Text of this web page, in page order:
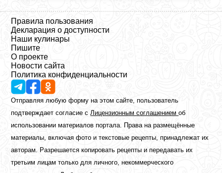
Правила пользования
Декларация о доступности
Наши кулинары
Пишите
О проекте
Новости сайта
Политика конфиденциальности
Отправляя любую форму на этом сайте, пользователь
подтверждает согласие сЛицензионным соглашениемоб
использовании материалов портала. Права на размещённые
материалы, включая фото и текстовые рецепты, принадлежат их
авторам. Разрешается копировать рецепты и передавать их
третьим лицам только для личного, некоммерческого